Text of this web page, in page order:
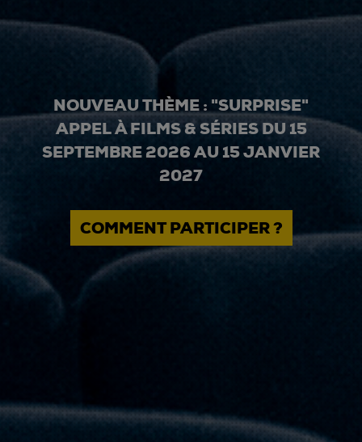
NOUVEAU THÈME : "SURPRISE"
APPEL À FILMS & SÉRIES DU 15
SEPTEMBRE 2026 AU 15 JANVIER
2027
COMMENT PARTICIPER ?